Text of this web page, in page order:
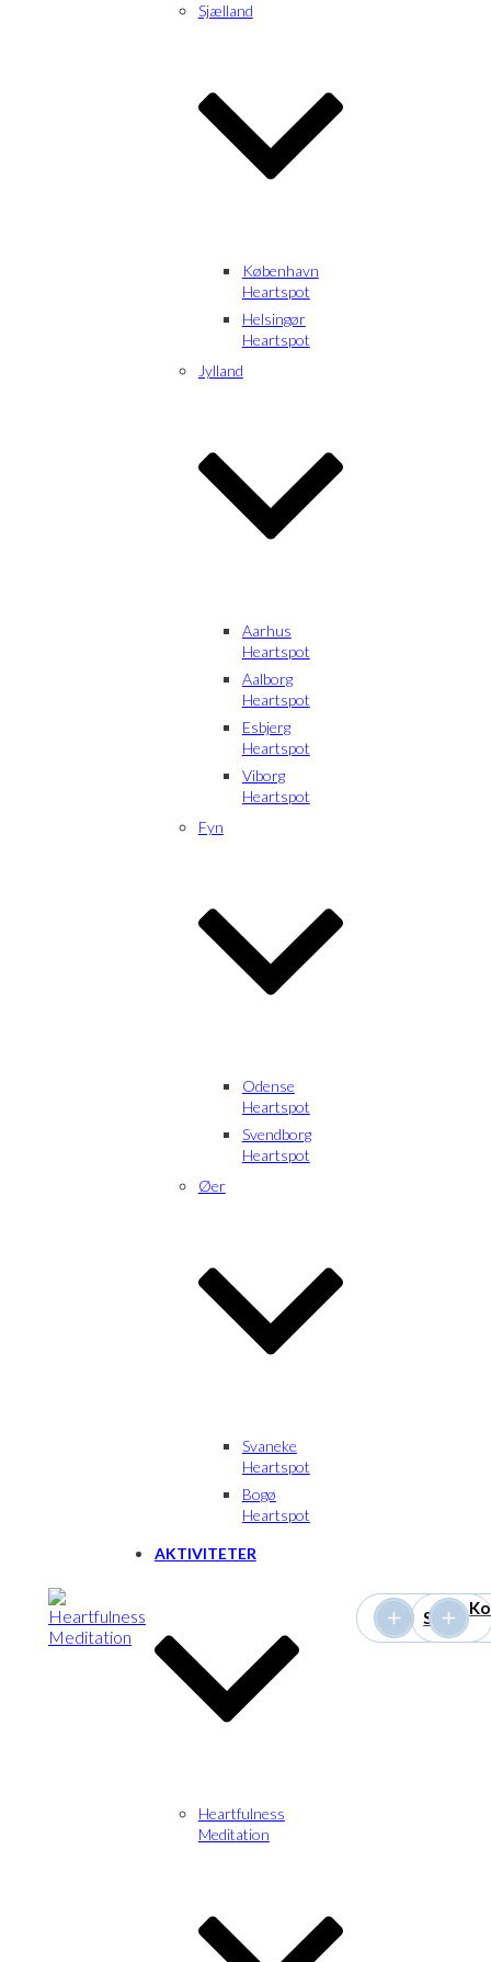
Sjælland
København
Heartspot
Helsingør
Heartspot
Jylland
Aarhus
Heartspot
Aalborg
Heartspot
Esbjerg
Heartspot
Viborg
Heartspot
Fyn
Odense
Heartspot
Svendborg
Heartspot
Øer
Svaneke
Heartspot
Bogø
Heartspot
AKTIVITETER
Heartfulness
Meditation
STØT